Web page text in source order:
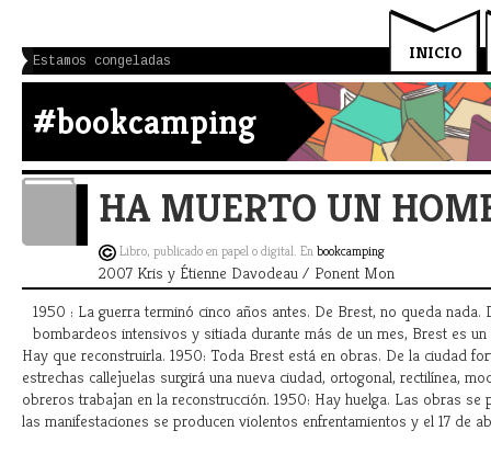
INICIO
Estamos congeladas
#bookcamping
HA MUERTO UN
Libro, publicado en papel o digital. Enbookcamping
2007 Kris y Étienne Davodeau / Ponent Mon
1950 : La guerra terminó cinco años antes. De Brest, no queda nada.
bombardeos intensivos y sitiada durante más de un mes, Brest es
Hay que reconstruirla. 1950: Toda Brest está en obras. De la ciudad
estrechas callejuelas surgirá una nueva ciudad, ortogonal, rectilínea,
obreros trabajan en la reconstrucción. 1950: Hay huelga. Las obras se
las manifestaciones se producen violentos enfrentamientos y el 17 de